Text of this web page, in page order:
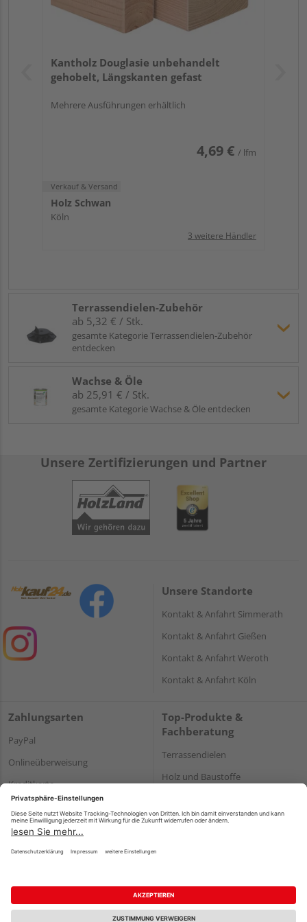
Eisenschrauben sollten Sie verzichten, um Rost keine Chance
zu geben. Die fachmännische Montage können Sie auf
Kantholz Douglasie unbehandelt
gehobelt, Längskanten gefast
Mehrere Ausführungen erhältlich
4,69 € / lfm
Verkauf & Versand
Holz Schwan
Köln
3 weitere Händler
Terrassendielen-Zubehör
ab 5,32 € / Stk.
gesamte Kategorie Terrassendielen-Zubehör
entdecken
Wachse & Öle
ab 25,91 € / Stk.
gesamte Kategorie Wachse & Öle entdecken
Unsere Zertifizierungen und Partner
Unsere Standorte
Kontakt & Anfahrt Simmerath
Kontakt & Anfahrt Gießen
Kontakt & Anfahrt Weroth
Kontakt & Anfahrt Köln
Zahlungsarten
PayPal
Onlineüberweisung
Kreditkarte
Rechnung*
*Bonität vorausgesetzt
Top-Produkte &
Fachberatung
Terrassendielen
Holz und Baustoffe
Impressum Datenschutz AGB
Barrierefreiheitserklärung
Vertrag widerrufen